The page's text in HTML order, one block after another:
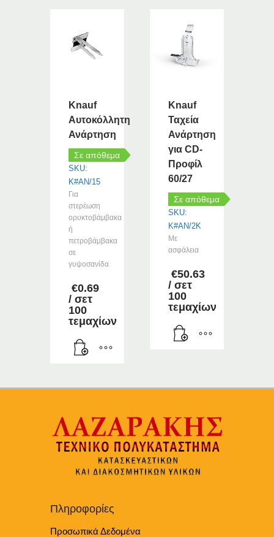
Knauf
Αυτοκόλλητη
Ανάρτηση
Σε απόθεμα
SKU:
K#AN/15
Για
στερέωση
ορυκτοβάμβακα
ή
πετροβάμβακα
σε
γυψοσανίδα
€0.69
/ σετ
100
τεμαχίων
Knauf
Ταχεία
Ανάρτηση
για CD-
Προφίλ
60/27
Σε απόθεμα
SKU:
K#AN/2K
Με
ασφάλεια
€50.63
/ σετ
100
τεμαχίων
Πληροφορίες
Προσωπικά Δεδομένα